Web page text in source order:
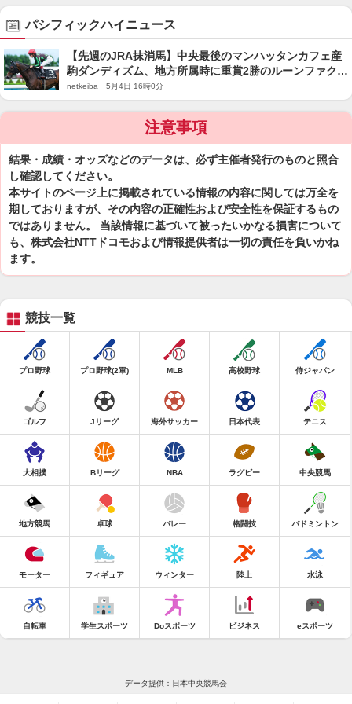
パシフィックハイニュース
【先週のJRA抹消馬】中央最後のマンハッタンカフェ産
駒ダンディズム、地方所属時に重賞2勝のルーンファクタ
ーなど
netkeiba 5月4日 16時0分
注意事項
結果・成績・オッズなどのデータは、必ず主催者発行のものと照合
し確認してください。
本サイトのページ上に掲載されている情報の内容に関しては万全を
期しておりますが、その内容の正確性および安全性を保証するもの
ではありません。 当該情報に基づいて被ったいかなる損害について
も、株式会社NTTドコモおよび情報提供者は一切の責任を負いかね
ます。
競技一覧
プロ野球 プロ野球(2軍) MLB 高校野球 侍ジャパン
ゴルフ Jリーグ 海外サッカー 日本代表 テニス
大相撲 Bリーグ NBA ラグビー 中央競馬
地方競馬 卓球 バレー 格闘技 バドミントン
モーター フィギュア ウィンター 陸上 水泳
自転車 学生スポーツ Doスポーツ ビジネス eスポーツ
データ提供：日本中央競馬会